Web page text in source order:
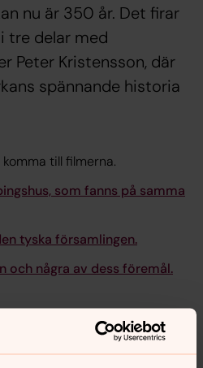
nu är 350 år. Det firar
tre delar med
Peter Kristensson, där
spännande historia
till filmerna.
som fanns på samma
tyska församlingen.
och några av dess föremål.